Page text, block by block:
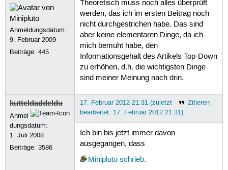
Anmeldungsdatum:
9. Februar 2009
Beiträge:445
Theoretisch muss noch alles überprüft
werden, das ich im ersten Beitrag noch
nicht durchgestrichen habe. Das sind
aber keine elementaren Dinge, da ich
mich bemüht habe, den
Informationsgehalt des Artikels Top-Down
zu erhöhen, d.h. die wichtigsten Dinge
sind meiner Meinung nach drin.
kutteldaddeldu
Anmel
dungsdatum:
1. Juli 2008
Beiträge:3586
Zitieren
17. Februar 2012 21:31 (zuletzt
bearbeitet: 17. Februar 2012 21:31)
Ich bin bis jetzt immer davon
ausgegangen, dass
Minipluto schrieb: